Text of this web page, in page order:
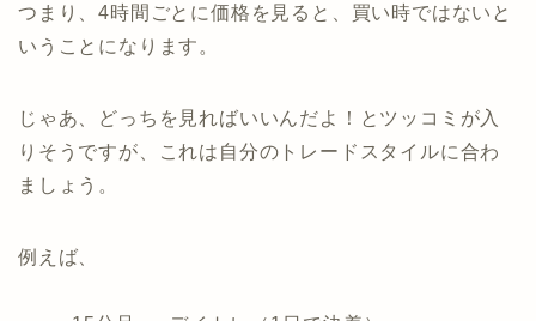
つまり、4時間ごとに価格を見ると、買い時ではないと
いうことになります。
じゃあ、どっちを見ればいいんだよ！とツッコミが入
りそうですが、これは自分のトレードスタイルに合わ
ましょう。
例えば、